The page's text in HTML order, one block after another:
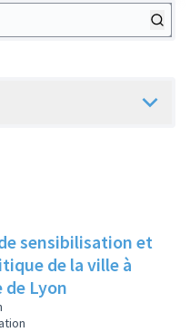
sensibilisation et
de la ville à
de Lyon